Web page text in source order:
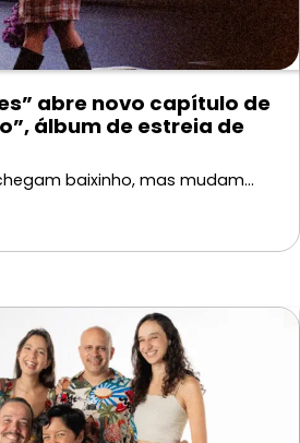
abre novo capítulo de
álbum de estreia de
baixinho, mas mudam…